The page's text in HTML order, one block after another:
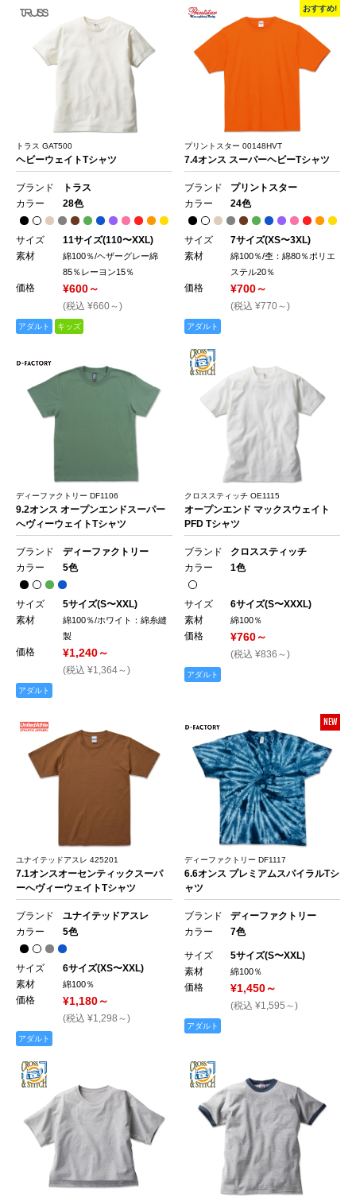
トラス GAT500
ヘビーウェイトTシャツ
ブランド
トラス
カラー
28色
サイズ
11サイズ(110〜XXL)
素材
綿100％/ヘザーグレー綿
85％レーヨン15％
価格 ¥600～
(税込 ¥660～)
アダルト キッズ
おすすめ!
プリントスター 00148HVT
7.4オンス スーパーヘビーTシャツ
ブランド
プリントスター
カラー
24色
サイズ
7サイズ(XS〜3XL)
素材
綿100％/杢：綿80％ポリエ
ステル20％
価格 ¥700～
(税込 ¥770～)
アダルト
ディーファクトリー DF1106
9.2オンス オープンエンドスーパー
へヴィーウェイトTシャツ
ブランド
ディーファクトリー
カラー
5色
サイズ
5サイズ(S〜XXL)
素材
綿100％/ホワイト：綿糸縫
製
価格 ¥1,240～
(税込 ¥1,364～)
アダルト
クロススティッチ OE1115
オープンエンド マックスウェイト
PFD Tシャツ
ブランド
クロススティッチ
カラー
1色
サイズ
6サイズ(S〜XXXL)
素材
綿100％
価格 ¥760～
(税込 ¥836～)
アダルト
ユナイテッドアスレ 425201
7.1オンスオーセンティックスーパ
ーへヴィーウェイトTシャツ
ブランド
ユナイテッドアスレ
カラー
5色
サイズ
6サイズ(XS〜XXL)
素材
綿100％
価格 ¥1,180～
(税込 ¥1,298～)
アダルト
NEW
ディーファクトリー DF1117
6.6オンス プレミアムスパイラルTシ
ャツ
ブランド
ディーファクトリー
カラー
7色
サイズ
5サイズ(S〜XXL)
素材
綿100％
価格 ¥1,450～
(税込 ¥1,595～)
アダルト